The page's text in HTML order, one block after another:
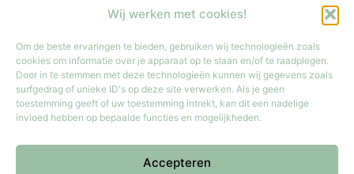
Wij werken met cookies!
Om de beste ervaringen te bieden, gebruiken wij technologieën zoals
cookies om informatie over je apparaat op te slaan en/of te raadplegen.
Door in te stemmen met deze technologieën kunnen wij gegevens zoals
surfgedrag of unieke ID's op deze site verwerken. Als je geen
toestemming geeft of uw toestemming intrekt, kan dit een nadelige
invloed hebben op bepaalde functies en mogelijkheden.
Accepteren
Maandag
Gesloten
Dinsdag t/m vrijdag
9:30 tot 17:30
9:30 tot 17:00
Zondag